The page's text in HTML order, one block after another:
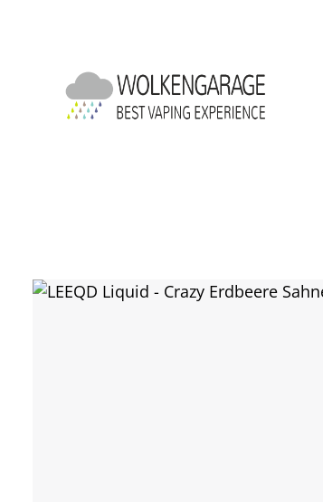
Bildergalerie überspringen